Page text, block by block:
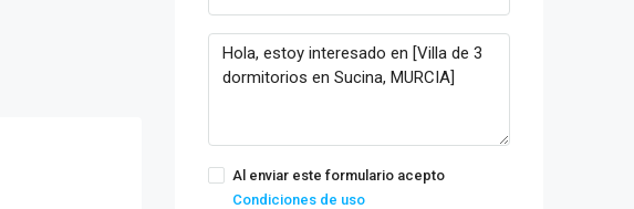
Al enviar este formulario acepto
Condiciones de uso